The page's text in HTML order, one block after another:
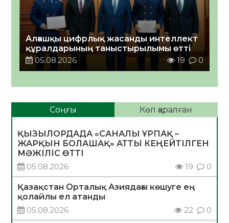
Алғашқы цифрлық жасанды интеллект
құралдарының таныстырылымы өтті
05.08.2026
19 0
Соңғы Көп қаралған
ҚЫЗЫЛОРДАДА «САНАЛЫ ҰРПАҚ –
ЖАРҚЫН БОЛАШАҚ» АТТЫ КЕҢЕЙТІЛГЕН
МӘЖІЛІС ӨТТІ
05.08.2026
19 0
Қазақстан Орталық Азиядағы көшуге ең
қолайлы ел атанды
05.08.2026
22 0